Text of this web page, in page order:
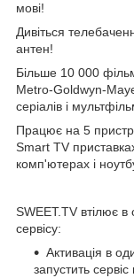
мові!
Дивіться
антен!
Більше 10 000
Metro-Goldwyn-
серіалів і
Працює на 5
Smart TV
комп'ютерах і
SWEET.TV втілює в
сервісу:
Активація в
запустить